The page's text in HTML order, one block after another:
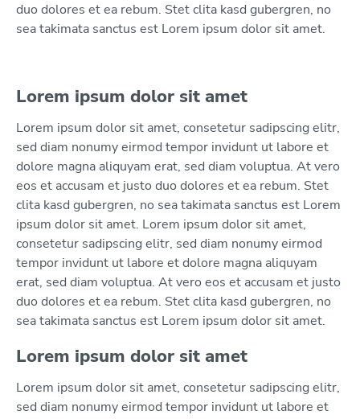
duo dolores et ea rebum. Stet clita kasd gubergren, no
sea takimata sanctus est Lorem ipsum dolor sit amet.
Lorem ipsum dolor sit amet
Lorem ipsum dolor sit amet, consetetur sadipscing elitr,
sed diam nonumy eirmod tempor invidunt ut labore et
dolore magna aliquyam erat, sed diam voluptua. At vero
eos et accusam et justo duo dolores et ea rebum. Stet
clita kasd gubergren, no sea takimata sanctus est Lorem
ipsum dolor sit amet. Lorem ipsum dolor sit amet,
consetetur sadipscing elitr, sed diam nonumy eirmod
tempor invidunt ut labore et dolore magna aliquyam
erat, sed diam voluptua. At vero eos et accusam et justo
duo dolores et ea rebum. Stet clita kasd gubergren, no
sea takimata sanctus est Lorem ipsum dolor sit amet.
Lorem ipsum dolor sit amet
Lorem ipsum dolor sit amet, consetetur sadipscing elitr,
sed diam nonumy eirmod tempor invidunt ut labore et